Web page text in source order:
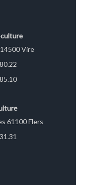
Vire
61100 Flers